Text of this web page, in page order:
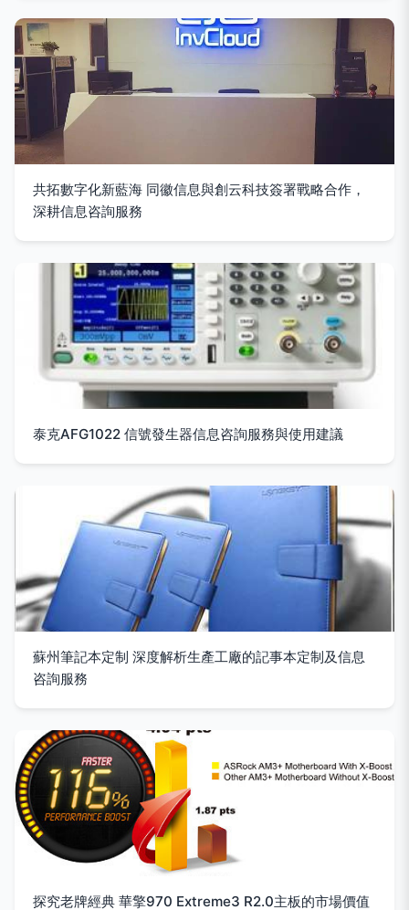
共拓數字化新藍海 同徽信息與創云科技簽署戰略合作，
深耕信息咨詢服務
泰克AFG1022 信號發生器信息咨詢服務與使用建議
蘇州筆記本定制 深度解析生產工廠的記事本定制及信息
咨詢服務
探究老牌經典 華擎970 Extreme3 R2.0主板的市場價值